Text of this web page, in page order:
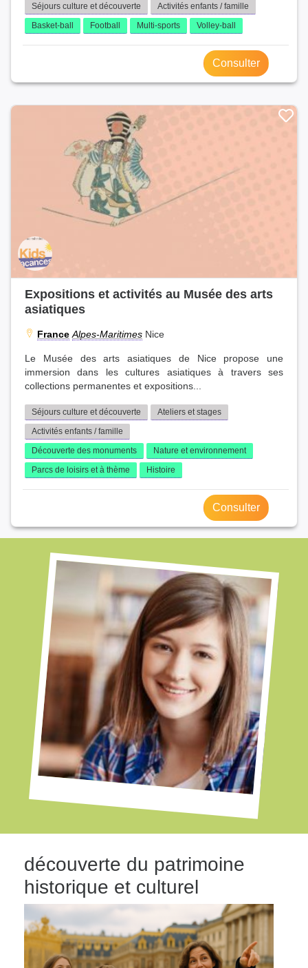
Séjours culture et découverte
Activités enfants / famille
Basket-ball
Football Multi-sports Volley-ball
Consulter
Expositions et activités au Musée des arts
asiatiques
France Alpes-Maritimes Nice
Le Musée des arts asiatiques de Nice propose une
immersion dans les cultures asiatiques à travers ses
collections permanentes et expositions...
Séjours culture et découverte
Ateliers et stages
Activités enfants / famille
Découverte des monuments
Nature et environnement
Parcs de loisirs et à thème
Histoire
Consulter
découverte du patrimoine
historique et culturel